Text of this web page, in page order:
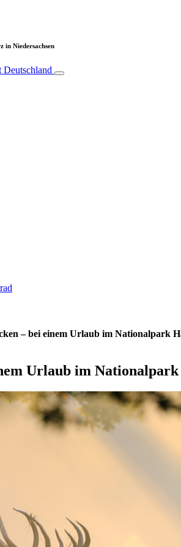
in Niedersachsen
Deutschland
– bei einem Urlaub im Nationalpark
Urlaub im